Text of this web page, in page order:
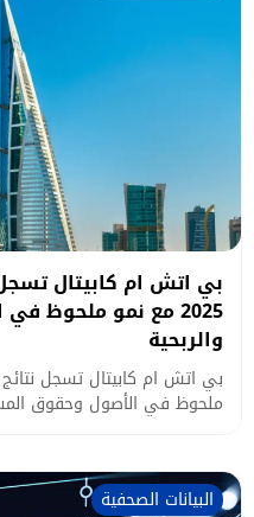
بي اتش ام كابيتال
2025 مع نمو
والربحية
ملحوظ في الأصول وحقوق
البيانات الصحفية